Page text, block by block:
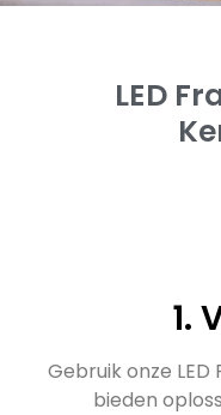
LED
1.
Gebruik onze
bieden